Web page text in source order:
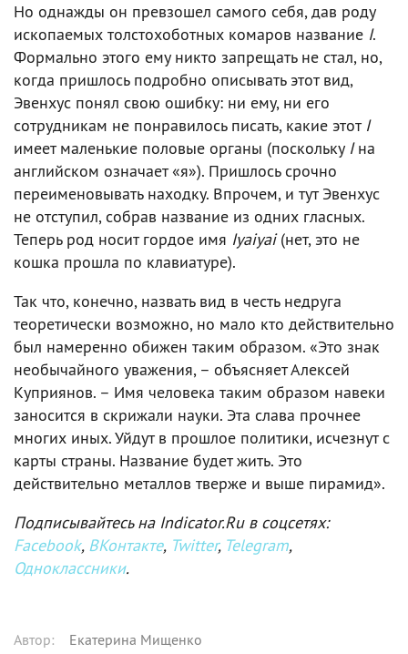
Но однажды он превзошел самого себя, дав роду
ископаемых толстохоботных комаров название I.
Формально этого ему никто запрещать не стал, но,
когда пришлось подробно описывать этот вид,
Эвенхус понял свою ошибку: ни ему, ни его
сотрудникам не понравилось писать, какие этот I
имеет маленькие половые органы (поскольку Iна
английском означает «я»). Пришлось срочно
переименовывать находку. Впрочем, и тут Эвенхус
не отступил, собрав название из одних гласных.
Теперь род носит гордое имя Iyaiyai(нет, это не
кошка прошла по клавиатуре).
Так что, конечно, назвать вид в честь недруга
теоретически возможно, но мало кто действительно
был намеренно обижен таким образом. «Это знак
необычайного уважения, – объясняет Алексей
Куприянов. – Имя человека таким образом навеки
заносится в скрижали науки. Эта слава прочнее
многих иных. Уйдут в прошлое политики, исчезнут с
карты страны. Название будет жить. Это
действительно металлов тверже и выше пирамид».
Подписывайтесь на Indicator.Ru в соцсетях:
Facebook, ВКонтакте, Twitter, Telegram,
Одноклассники.
Автор: Екатерина Мищенко